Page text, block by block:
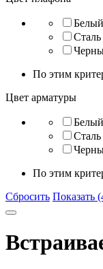
Белый
Сталь
По этим
Цвет арматуры
Белый
Сталь
По этим
Сбросить Показать